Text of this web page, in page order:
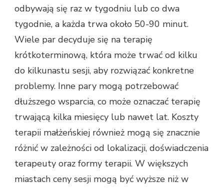
odbywają się raz w tygodniu lub co dwa
tygodnie, a każda trwa około 50-90 minut.
Wiele par decyduje się na terapię
krótkoterminową, która może trwać od kilku
do kilkunastu sesji, aby rozwiązać konkretne
problemy. Inne pary mogą potrzebować
dłuższego wsparcia, co może oznaczać terapię
trwającą kilka miesięcy lub nawet lat. Koszty
terapii małżeńskiej również mogą się znacznie
różnić w zależności od lokalizacji, doświadczenia
terapeuty oraz formy terapii. W większych
miastach ceny sesji mogą być wyższe niż w